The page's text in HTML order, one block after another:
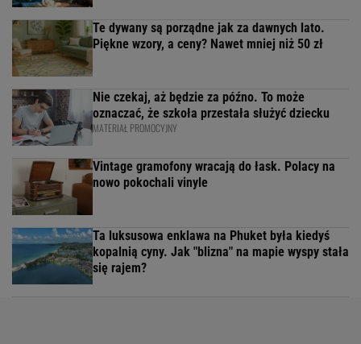
Te dywany są porządne jak za dawnych lato.
Piękne wzory, a ceny? Nawet mniej niż 50 zł
Nie czekaj, aż będzie za późno. To może
oznaczać, że szkoła przestała służyć dziecku
MATERIAŁ PROMOCYJNY
Vintage gramofony wracają do łask. Polacy na
nowo pokochali vinyle
Ta luksusowa enklawa na Phuket była kiedyś
kopalnią cyny. Jak "blizna" na mapie wyspy stała
się rajem?